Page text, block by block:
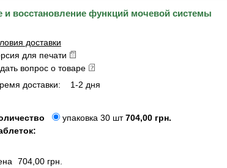
и восстановление функций мочевой системы
доставки
для печати
вопрос о товаре
доставки:
1-2 дня
упаковка 30 шт704,00 грн.
704,00 грн.